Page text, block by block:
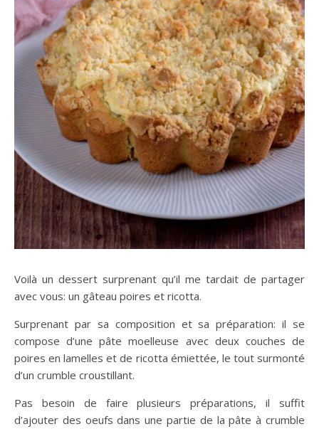
Voilà un dessert surprenant qu’il me tardait de partager
avec vous: un gâteau poires et ricotta.
Surprenant par sa composition et sa préparation: il se
compose d’une pâte moelleuse avec deux couches de
poires en lamelles et de ricotta émiettée, le tout surmonté
d’un crumble croustillant.
Pas besoin de faire plusieurs préparations, il suffit
d’ajouter des oeufs dans une partie de la pâte à crumble